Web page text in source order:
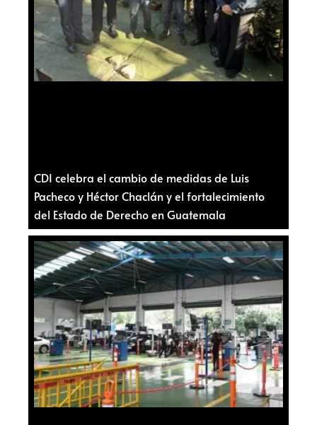
CDI celebra el cambio de medidas de Luis
Pacheco y Héctor Chaclán y el fortalecimiento
del Estado de Derecho en Guatemala